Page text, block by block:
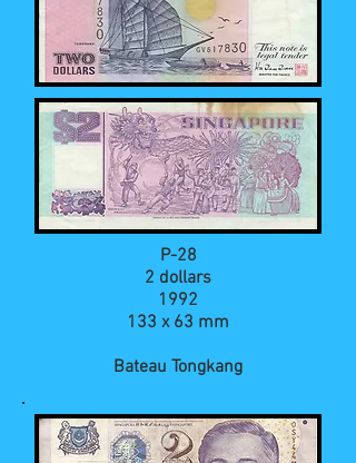
P-28
2 dollars
1992
133 x 63 mm
Bateau Tongkang